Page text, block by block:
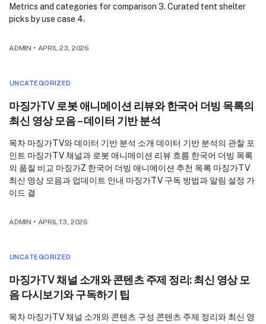
Metrics and categories for comparison 3. Curated tent shelter
picks by use case 4.
ADMIN • APRIL 23, 2026
UNCATEGORIZED
마징가TV 로봇 애니메이션 리뷰와 한국어 더빙 목록의
최신 영상 모음 – 데이터 기반 분석
목차 마징가TV와 데이터 기반 분석 소개 데이터 기반 분석의 관찰 포
인트 마징가TV 채널과 로봇 애니메이션 리뷰 흐름 한국어 더빙 목록
의 품질 비교 마징가Z 한국어 더빙 애니메이션 추천 목록 마징가TV
최신 영상 모음과 업데이트 안내 마징가TV 구독 방법과 알림 설정 가
이드 결
ADMIN • APRIL 13, 2026
UNCATEGORIZED
마징가TV 채널 소개와 콘텐츠 주제 정리: 최신 영상 모
음 다시보기와 구독하기 팁
목차 마징가TV 채널 소개와 콘텐츠 구성 콘텐츠 주제 정리와 최신 영